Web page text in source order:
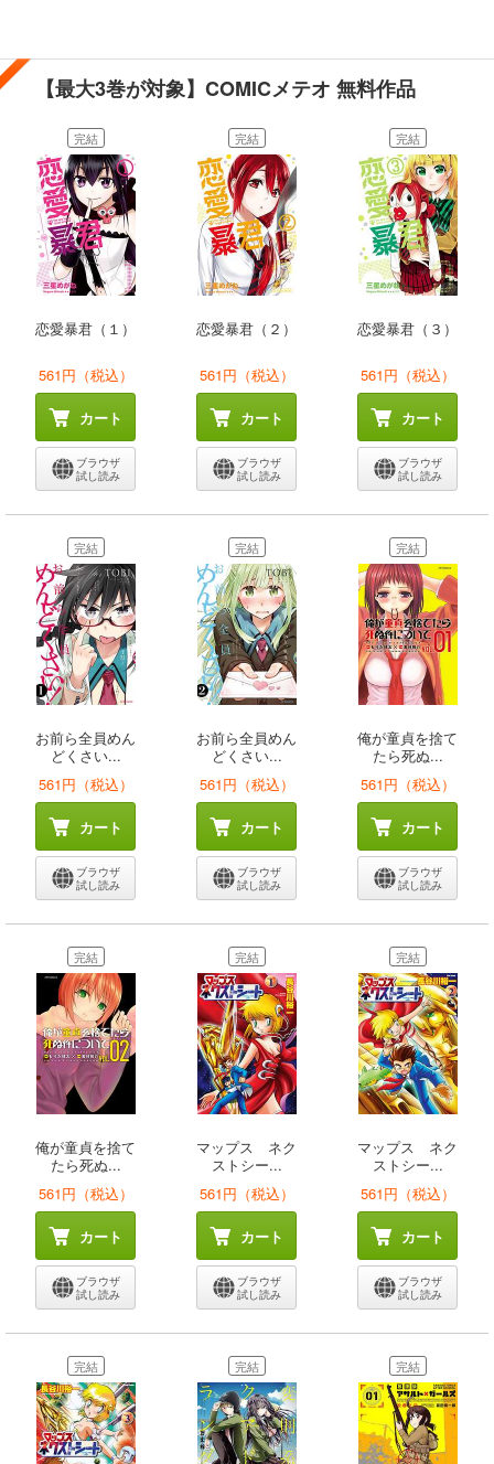
【最大3巻が対象】COMICメテオ 無料作品
完結
恋愛暴君（１）
561円（税込）
カート
ブラウザ
試し読み
完結
恋愛暴君（２）
561円（税込）
カート
ブラウザ
試し読み
完結
恋愛暴君（３）
561円（税込）
カート
ブラウザ
試し読み
完結
お前ら全員めん
どくさい...
561円（税込）
カート
ブラウザ
試し読み
完結
お前ら全員めん
どくさい...
561円（税込）
カート
ブラウザ
試し読み
完結
俺が童貞を捨て
たら死ぬ...
561円（税込）
カート
ブラウザ
試し読み
完結
俺が童貞を捨て
たら死ぬ...
561円（税込）
カート
ブラウザ
試し読み
完結
マップス ネク
ストシー...
561円（税込）
カート
ブラウザ
試し読み
完結
マップス ネク
ストシー...
561円（税込）
カート
ブラウザ
試し読み
完結 完結 完結